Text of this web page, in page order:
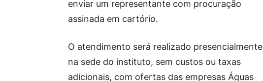
enviar um representante com procuração
assinada em cartório.
O atendimento será realizado presencialmente
na sede do instituto, sem custos ou taxas
adicionais, com ofertas das empresas Águas